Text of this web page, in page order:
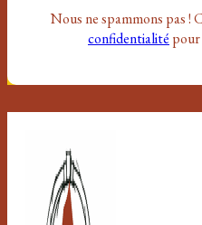
Nous ne spammons pas !
confidentialité